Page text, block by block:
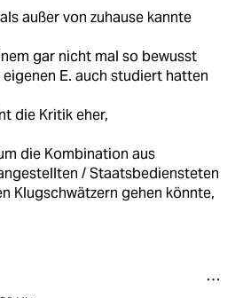
außer von zuhause kannte
gar nicht mal so bewusst
E. auch studiert hatten
die Kritik eher,
die Kombination aus
/ Staatsbediensteten
Klugschwätzern gehen könnte,